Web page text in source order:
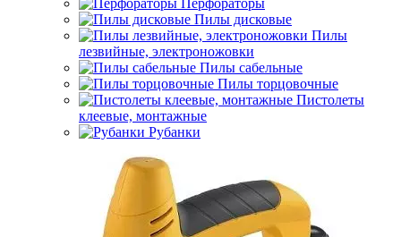
Перфораторы
Пилы дисковые
Пилы
лезвийные, электроножовки
Пилы сабельные
Пилы торцовочные
Пистолеты
клеевые, монтажные
Рубанки